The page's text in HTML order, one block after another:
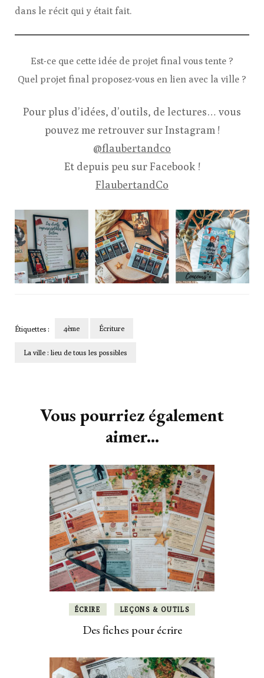
dans le récit qui y était fait.
Est-ce que cette idée de projet final vous tente ?
Quel projet final proposez-vous en lien avec la ville ?
Pour plus d’idées, d’outils, de lectures… vous
pouvez me retrouver sur Instagram !
@flaubertandco
Et depuis peu sur Facebook !
FlaubertandCo
Étiquettes : 4ème Écriture
La ville : lieu de tous les possibles
Vous pourriez également
aimer...
ÉCRIRE LEÇONS & OUTILS
Des fiches pour écrire